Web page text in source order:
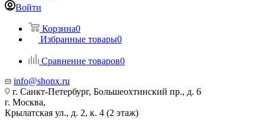
Войти
Корзина0
Избранные товары0
Сравнение товаров0
info@shonx.ru
г. Санкт-Петербург, Большеохтинский пр., д. 6
г. Москва,
Крылатская ул., д. 2, к. 4 (2 этаж)